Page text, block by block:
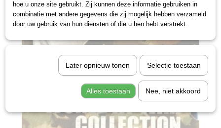
hoe u onze site gebruikt. Zij kunnen deze informatie gebruiken in
combinatie met andere gegevens die zij mogelijk hebben verzameld
door uw gebruik van hun diensten of die u hen hebt verstrekt.
Later opnieuw tonen Selectie toestaan
Alles toestaan Nee, niet akkoord